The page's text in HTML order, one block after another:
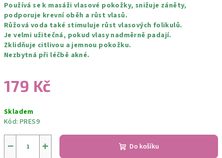
Používá se k masáži vlasové pokožky, snižuje záněty,
podporuje krevní oběh a růst vlasů.
Růžová voda také stimuluje růst vlasových folikulů.
Je velmi užitečná, pokud vlasy nadměrně padají.
Zklidňuje citlivou a jemnou pokožku.
Nezbytná při léčbě akné.
179 Kč
cena:
Skladem
Kód: PRES9
+
− Do košíku